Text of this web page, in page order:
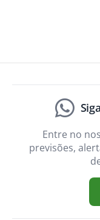
Entre no
previsões,